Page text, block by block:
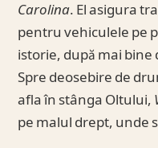
Carolina. El asigura
pentru vehiculele pe
istorie, după mai
Spre deosebire de
afla în stânga Oltului,
pe malul drept, unde